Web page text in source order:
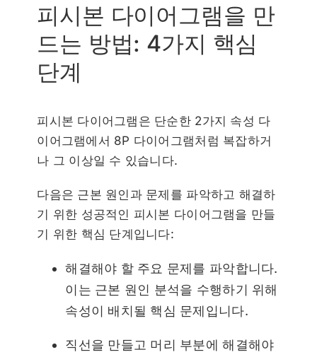
피시본 다이어그램을 만
드는 방법: 4가지 핵심
단계
피시본 다이어그램은 단순한 2가지 속성 다
이어그램에서 8P 다이어그램처럼 복잡하거
나 그 이상일 수 있습니다.
다음은 근본 원인과 문제를 파악하고 해결하
기 위한 성공적인 피시본 다이어그램을 만들
기 위한 핵심 단계입니다:
해결해야 할 주요 문제를 파악합니다.
이는 근본 원인 분석을 수행하기 위해
속성이 배치될 핵심 문제입니다.
직선을 만들고 머리 부분에 해결해야